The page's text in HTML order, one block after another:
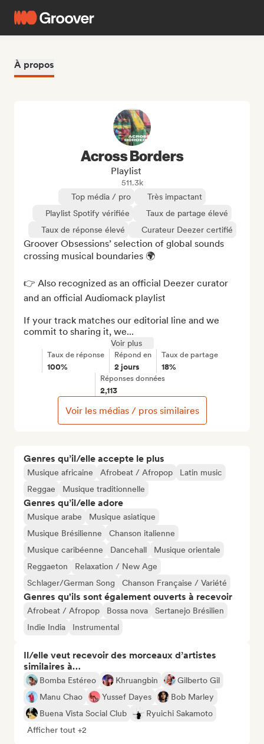
À propos
Genres qu’il/elle accepte le plus
Musique africaine Afrobeat / Afropop
Latin music
Reggae
Musique traditionnelle
Genres qu’il/elle adore
Musique arabe
Musique asiatique
Musique Brésilienne
Chanson italienne
Musique caribéenne
Dancehall
Musique orientale
Reggaeton
Relaxation / New Age
Schlager/German Song
Chanson Française / Variété
Genres qu'ils sont également ouverts à recevoir
Afrobeat / Afropop Bossa nova
Sertanejo Brésilien
Indie India
Instrumental
Il/elle veut recevoir des morceaux d’artistes
similaires à…
Bomba Estéreo Khruangbin
Gilberto Gil
Manu Chao
Yussef Dayes
Bob Marley
Buena Vista Social Club
Ryuichi Sakamoto
Afficher tout +2
Across Borders
Playlist
511.3k
Top média / pro
Très impactant
Playlist Spotify vérifiée
Taux de partage élevé
Taux de réponse élevé
Curateur Deezer certifié
Groover Obsessions’ selection of global sounds
crossing musical boundaries 🌍
👉 Also recognized as an official Deezer curator
and an official Audiomack playlist
If your track matches our editorial line and we
commit to sharing it, we...
Voir plus
Taux de réponse
100%
Répond en
2 jours
Taux de partage
18%
Réponses données
2,113
Voir les médias / pros similaires